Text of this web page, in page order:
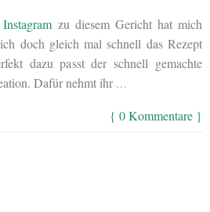
Instagram zu diesem Gericht hat mich
doch gleich mal schnell das Rezept
dazu passt der schnell gemachte
Dafür nehmt ihr …
{ 0 Kommentare }